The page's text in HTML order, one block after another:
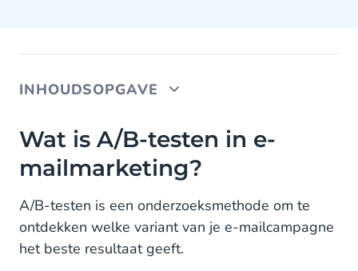
INHOUDSOPGAVE
Wat is A/B-testen in e-mailmarketing?
3 goede redenen om je e-mailcampagnes te A/B-
1. Betere open rates
2. Toegenomen click-through-rates
Wat is A/B-testen in e-
mailmarketing?
A/B-testen is een onderzoeksmethode om te
ontdekken welke variant van je e-mailcampagne
het beste resultaat geeft.